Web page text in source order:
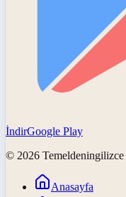
İndirGoogle Play
© 2026 Temeldeningilizce
Anasayfa